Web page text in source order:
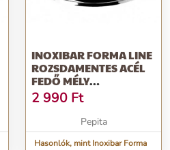
INOXIBAR FORMA LINE
ROZSDAMENTES ACÉL
FEDŐ MÉLY
SERPENYŐKHÖZ, 16...
2 990 Ft
Pepita
Hasonlók, mint Inoxibar Forma